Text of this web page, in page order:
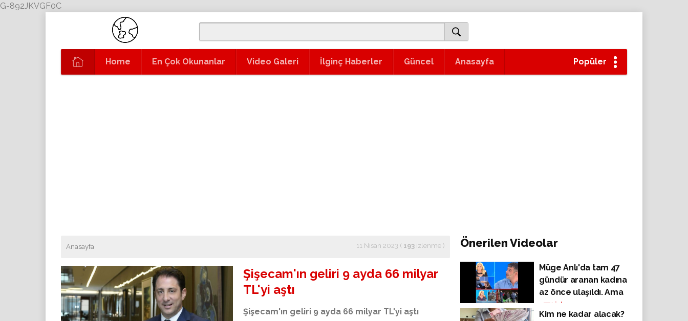
G-892JKVGF0C
Home En Çok Okunanlar Video Galeri İlginç Haberler Güncel Anasayfa Popüler
Anasayfa 11 Nisan 2023 ( 193 izlenme )
Şişecam'ın geliri 9 ayda 66 milyar
TL'yi aştı
Şişecam'ın geliri 9 ayda 66 milyar TL'yi aştı
Önerilen Videolar
Müge Anlı'da tam 47
gündür aranan kadına
az önce ulaşıldı. Ama
hayatta değildi.
4771 izlenme
Kim ne kadar alacak?